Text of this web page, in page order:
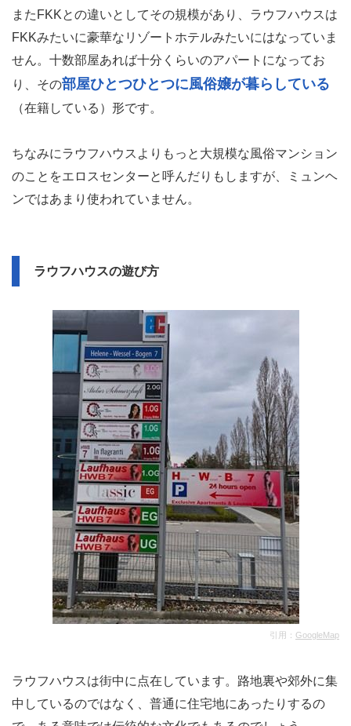
またFKKとの違いとしてその規模があり、ラウフハウスは
FKKみたいに豪華なリゾートホテルみたいにはなっていま
せん。十数部屋あれば十分くらいのアパートになってお
り、その部屋ひとつひとつに風俗嬢が暮らしている
（在籍している）形です。
ちなみにラウフハウスよりもっと大規模な風俗マンション
のことをエロスセンターと呼んだりもしますが、ミュンヘ
ンではあまり使われていません。
ラウフハウスの遊び方
引用： GoogleMap
ラウフハウスは街中に点在しています。路地裏や郊外に集
中しているのではなく、普通に住宅地にあったりするの